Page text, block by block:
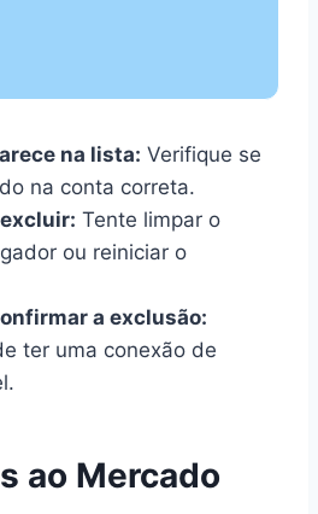
na lista: Verifique se
na conta correta.
Tente limpar o
ou reiniciar o
a exclusão:
ter uma conexão de
ao Mercado